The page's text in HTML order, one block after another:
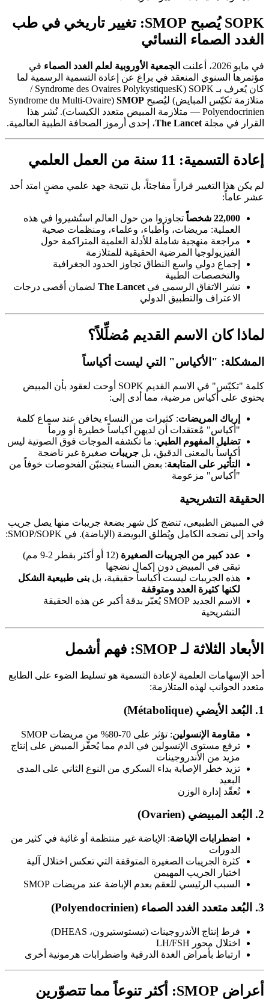
SOPK يُصبح SMOP: تغيير تاريخي في طب
الغدد الصماء النسائي
في مايو 2026، أعلنت الجمعية الأوروبية لعلم الغدد الصماء في
مؤتمرها السنوي المنعقد في براغ عن إعادة التسمية الرسمية لما
كان يُعرف بـ SOPK (Syndrome des Ovaires PolykystiquesK /
متلازمة تكيّس المبايض) ليُصبح SMOP
(Syndrome du Multi-Ovaire
Polyendocrinien — متلازمة المبيض متعدد الكيسات). نُشر هذا
القرار في مجلة The Lancet، إحدى أرموز الصحافة الطبية العالمية.
إعادة التسمية: 11 سنة من العمل العلمي
لم يكن هذا التغيير قراراً مفاجئاً، بل نتيجة جهد علمي مضنٍ امتد أحد
عشر عاماً:
22,000 شخصاً
تجاوزوا من حول العالم استُشيروا في هذه
العملية: مريضات، وأطباء، وعلماء، ومنظمات صحية
مراجعة منهجية شاملة للأدلة العلمية المتراكمة حول
الفيزيولوجيا المرضية الحقيقية للمتلازمة
إجماع دولي واسع النطاق تجاوز الحدود الجغرافية
والتخصصات الطبية
نشر الاتفاق الرسمي فيThe Lancet لضمان أقصى درجات
الاعتراف والتطبيق الدولي
لماذا كان الاسم القديم مُضلِّلاً؟
المشكلة: "الأكياس" التي ليست أكياساً
كلمة "تكيّس" في الاسم القديم SOPK أوحت لعقود بأن المبيض
يحتوي على أكياس مرضية، مما أدى إلى:
إرباك المريضات: كثيرات من النساء يخافن عند سماع كلمة
"أكياس" مُعتقدات أن لديهن أكياساً خطيرة أو ورماً
تضليل المفهوم الطبي: ما تكشفه الموجات فوق الصوتية ليس
أكياساً بالمعنى الدقيق، بل جريبات صغيرة غير ناضجة
التأثير على المتابعة: بعض النساء يتجنبّن الفحوصات خوفاً من
"أكياس" مزعومة
الحقيقة التشريحية
في المبيض الطبيعي، تنضج كل شهر بضعة جريبات منها يصل جريب
واحد إلى نضجه الكامل ويُطلق البويضة (الإباضة). في SMOP/SOPK:
عدد كبير من الجريبات الصغيرة
(12 أو أكثر بقطر 2-9 مم)
تبقى في المبيض دون إكمال نضجها
هذه الجريبات ليست أكياساً حقيقية، بل بنى طبيعية الشكل
لكنها كثيرة العدد ومتوقفة
الاسم الجديد SMOP يُعبّر بدقة أكبر عن هذه الحقيقة
التشريحية
الأبعاد الثلاثة لـ SMOP: فهم أشمل
أحد الإسهامات العلمية لإعادة التسمية هو تسليط الضوء على الطابع
متعدد الجوانب لهذه المتلازمة:
1. البُعد الأيضي (Métabolique)
مقاومة الإنسولين: تؤثر على 70-80% من مريضات SMOP
ترفع مستوى الإنسولين في الدم مما يُحفّز المبيض على إنتاج
مزيد من الأندروجينات
تزيد خطر الإصابة بداء السكري من النوع الثاني على المدى
البعيد
تُعقّد إدارة الوزن
2. البُعد المبيضي (Ovarien)
اضطرابات الإباضة: الإباضة غير منتظمة أو غائبة في كثير من
الدورات
كثرة الجريبات الصغيرة المتوقفة التي تعكس اختلال آلية
اختيار الجريب المهيمن
السبب الرئيسي للعقم بعدم الإباضة عند مريضات SMOP
3. البُعد متعدد الغدد الصماء (Polyendocrinien)
فرط إنتاج الأندروجينات (تيستوستيرون، DHEAS)
اختلال محور LH/FSH
ارتباط بأمراض الغدة الدرقية واضطرابات هرمونية أخرى
أعراض SMOP: أكثر تنوعاً مما تتصوّرين